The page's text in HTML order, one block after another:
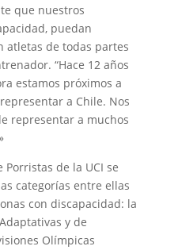
que nuestros
puedan
atletas de todas partes
“Hace 12 años
estamos próximos a
a Chile. Nos
representar a muchos
de la UCI se
categorías entre ellas
con discapacidad: la
y de
Olímpicas